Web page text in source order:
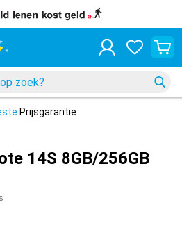
Prijsgarantie
14S 8GB/256GB